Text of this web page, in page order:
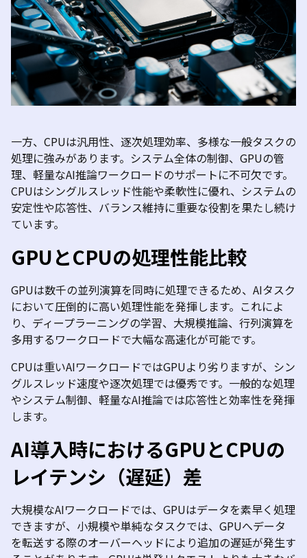
一方、 CPUは汎用性、逐次処理効率、多様な一般タスクの
処理に強みがあります。システム全体の制御、 GPUの管
理、軽量なAI推論ワークロードのサポートに不可欠です。
CPUはシングルスレッド性能や柔軟性に優れ、システムの
安定性や応答性、バランス維持に重要な役割を果たし続け
ています。
GPUとCPUの処理性能比較
GPUは数千の並列演算を同時に処理できるため、 AIタスク
において圧倒的に高い処理性能を発揮します。これによ
り、ディープラーニングの学習、大規模推論、行列演算を
多用するワークロードで大幅な高速化が可能です。
CPUは重いAIワークロードではGPUより劣りますが、シン
グルスレッド速度や逐次処理では優秀です。一般的な処理
やシステム制御、軽量なAI推論では応答性と効率性を発揮
します。
AI導入時におけるGPUとCPUの
レイテンシ（遅延）差
大規模なAIワークロードでは、 GPUはデータを素早く処理
できますが、小規模や単純なタスクでは、 GPUへデータ
を転送する際のオーバーヘッドにより追加の遅延が発生す